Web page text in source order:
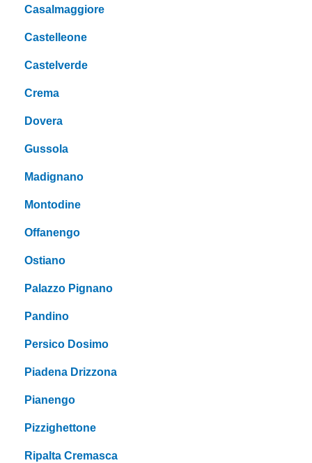
Casalmaggiore
Castelleone
Castelverde
Crema
Dovera
Gussola
Madignano
Montodine
Offanengo
Ostiano
Palazzo Pignano
Pandino
Persico Dosimo
Piadena Drizzona
Pianengo
Pizzighettone
Ripalta Cremasca